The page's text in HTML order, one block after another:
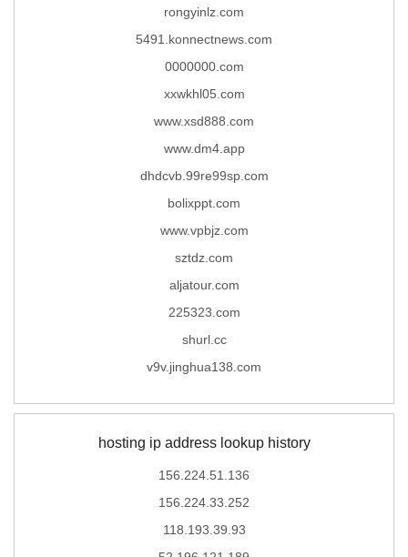
rongyinlz.com
5491.konnectnews.com
0000000.com
xxwkhl05.com
www.xsd888.com
www.dm4.app
dhdcvb.99re99sp.com
bolixppt.com
www.vpbjz.com
sztdz.com
aljatour.com
225323.com
shurl.cc
v9v.jinghua138.com
hosting ip address lookup history
156.224.51.136
156.224.33.252
118.193.39.93